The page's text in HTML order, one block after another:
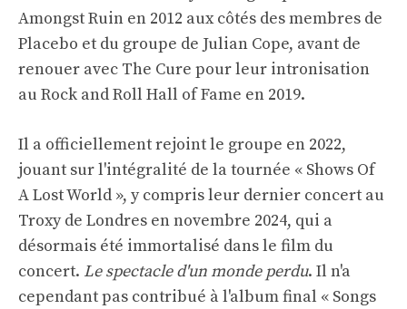
Amongst Ruin en 2012 aux côtés des membres de
Placebo et du groupe de Julian Cope, avant de
renouer avec The Cure pour leur intronisation
au Rock and Roll Hall of Fame en 2019.
Il a officiellement rejoint le groupe en 2022,
jouant sur l'intégralité de la tournée « Shows Of
A Lost World », y compris leur dernier concert au
Troxy de Londres en novembre 2024, qui a
désormais été immortalisé dans le film du
concert. Le spectacle d'un monde perdu. Il n'a
cependant pas contribué à l'album final « Songs